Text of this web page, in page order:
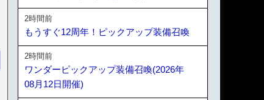
2時間前
もうすぐ12周年！ピックアップ装備召喚
2時間前
ワンダーピックアップ装備召喚(2026年
08月12日開催)